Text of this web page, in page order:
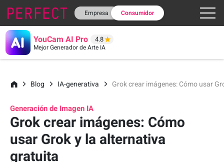
Empresa Consumidor
YouCam AI Pro 4.8
Mejor Generador de Arte IA
Blog IA-generativa Grok crear imágenes: Cómo usar
Generación de Imagen IA
Grok crear imágenes: Cómo
usar Grok y la alternativa
gratuita